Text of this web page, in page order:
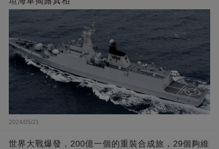
2024/05/21
世界大戰爆發，200億一個的重裝合成旅，29個夠維